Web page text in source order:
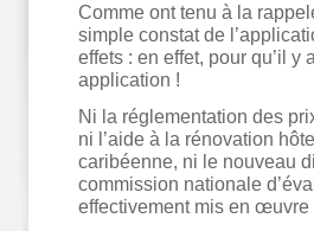
Comme ont tenu à la
simple constat de
effets : en effet, pour qu’il y
application !
Ni la réglementation des
ni l’aide à la rénovation
caribéenne, ni le nouveau
commission nationale
effectivement mis en œuvre